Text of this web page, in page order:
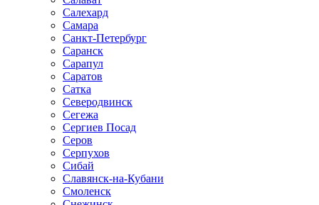
Салехард
Самара
Санкт-Петербург
Саранск
Сарапул
Саратов
Сатка
Северодвинск
Сегежа
Сергиев Посад
Серов
Серпухов
Сибай
Славянск-на-Кубани
Смоленск